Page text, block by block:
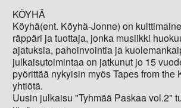
KÖYHÄ
Köyhä(ent. Köyhä-Jonne) on
räppäri ja tuottaja, jonka musiikki
ajatuksia, pahoinvointia ja
julkaisutoimintaa on jatkunut jo 15
pyörittää nykyisin myös Tapes from the
yhtiötä.
Uusin julkaisu "Tyhmää Paskaa vol.2"